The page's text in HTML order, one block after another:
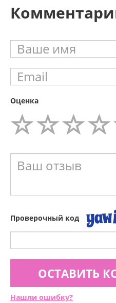
Оценка
Проверочный код
ОСТАВИТЬ
Нашли ошибку?